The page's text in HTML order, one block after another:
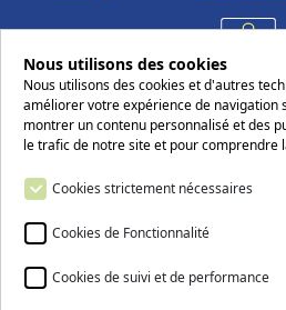
Travailler
au CERS
Suivez-nous sur les
Nous utilisons des cookies
Nous utilisons des cookies et d'autres
améliorer votre expérience de navigation
montrer un contenu personnalisé et des
le trafic de notre site et pour comprendre
Cookies strictement nécessaires
Cookies de Fonctionnalité
Cookies de suivi et de performance